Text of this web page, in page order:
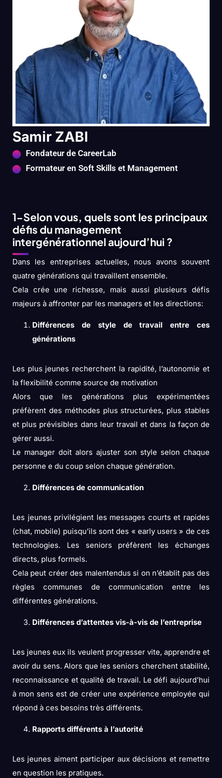
Samir ZABI
Fondateur de CareerLab
Formateur en Soft Skills et Management
1-Selon vous, quels sont les principaux
défis du management
intergénérationnel aujourd’hui ?
Dans les entreprises actuelles, nous avons souvent
quatre générations qui travaillent ensemble.
Cela crée une richesse, mais aussi plusieurs défis
majeurs à affronter par les managers et les directions:
Différences de style de travail entre ces
générations
Les plus jeunes recherchent la rapidité, l’autonomie et
la flexibilité comme source de motivation
Alors que les générations plus expérimentées
préfèrent des méthodes plus structurées, plus stables
et plus prévisibles dans leur travail et dans la façon de
gérer aussi.
Le manager doit alors ajuster son style selon chaque
personne e du coup selon chaque génération.
Différences de communication
Les jeunes privilégient les messages courts et rapides
(chat, mobile) puisqu’ils sont des « early users » de ces
technologies. Les seniors préfèrent les échanges
directs, plus formels.
Cela peut créer des malentendus si on n’établit pas des
règles communes de communication entre les
différentes générations.
Différences d’attentes vis-à-vis de l’entreprise
Les jeunes eux ils veulent progresser vite, apprendre et
avoir du sens. Alors que les seniors cherchent stabilité,
reconnaissance et qualité de travail. Le défi aujourd’hui
à mon sens est de créer une expérience employée qui
répond à ces besoins très différents.
Rapports différents à l’autorité
Les jeunes aiment participer aux décisions et remettre
en question les pratiques.